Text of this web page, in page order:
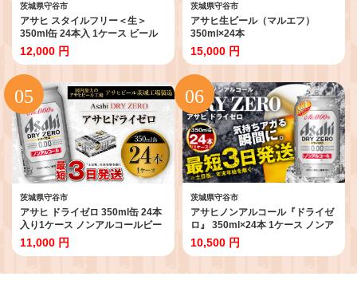
茨城県守谷市
アサヒ スタイルフリー＜生＞
350ml缶 24本入 1ケース ビール
発泡酒 酒 お酒 アルコール 糖質ゼ
ロ 糖質制限 アサヒビール 24缶 1
箱 缶ビール ギフト お中元 お歳暮
御歳暮 守谷市
12,000 円
茨城県守谷市
アサヒ生ビール（マルエフ）
350ml×24本
15,000 円
茨城県守谷市
アサヒ ドライゼロ 350ml缶 24本
入り1ケース ノンアルコールビー
ル ノンアルコール ノンアル ノン
アルビール 糖質ゼロ 糖質 糖質制
フト 茨城県 守谷市
11,000 円
茨城県守谷市
アサヒノンアルコール『ドライゼ
ロ』 350ml×24本 1ケース ノンア
ルコールビール ノンアルビール
糖質ゼロ 糖質 糖質制限 カロリー
茨城県 守谷市
10,500 円